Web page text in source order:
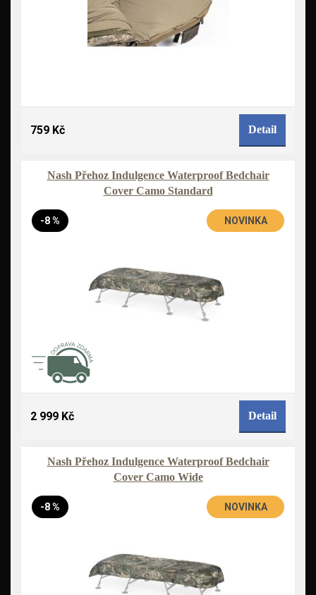
759 Kč Detail
Nash Přehoz Indulgence Waterproof Bedchair
Cover Camo Standard
-8 % NOVINKA
2 999 Kč Detail
Nash Přehoz Indulgence Waterproof Bedchair
Cover Camo Wide
-8 % NOVINKA